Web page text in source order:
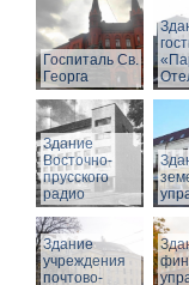
Госпиталь Св.
Георга
Здание
Восточно-
прусского
радио
Здание
учреждения
почтово-